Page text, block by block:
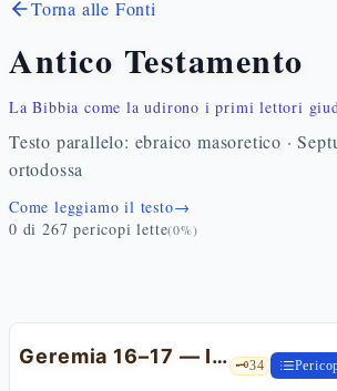
Torna alle Fonti
Antico Testamento
La Bibbia come la udirono i primi lettori
Testo parallelo: ebraico masoretico ·
ortodossa
Come leggiamo il testo→
0 di 267 pericopi lette(0%)
Geremia 16–17 — Il celibato-segno, il dittico «benedetto/maledetto» e lo Shabbàt 🗝️34